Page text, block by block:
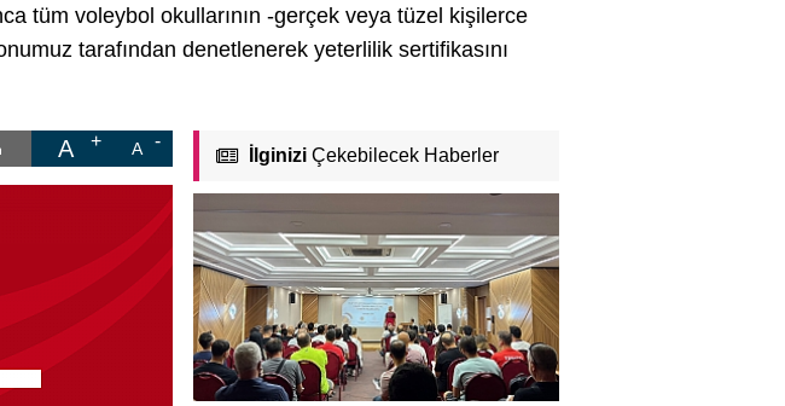
tüm voleybol okullarının -gerçek veya tüzel kişilerce
tarafından denetlenerek yeterlilik sertifikasını
A A İlginiziÇekebilecek Haberler